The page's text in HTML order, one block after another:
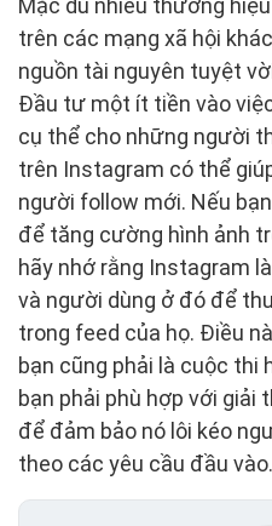
Mặc dù nhiều thương
trên các mạng xã hội
nguồn tài nguyên tuyệt
Đầu tư một ít tiền vào
cụ thể cho những người
trên Instagram có thể
người follow mới. Nếu
để tăng cường hình ảnh
hãy nhớ rằng Instagram
và người dùng ở đó để
trong feed của họ. Điều
bạn cũng phải là cuộc thi
bạn phải phù hợp với giải
để đảm bảo nó lôi kéo
theo các yêu cầu đầu vào.